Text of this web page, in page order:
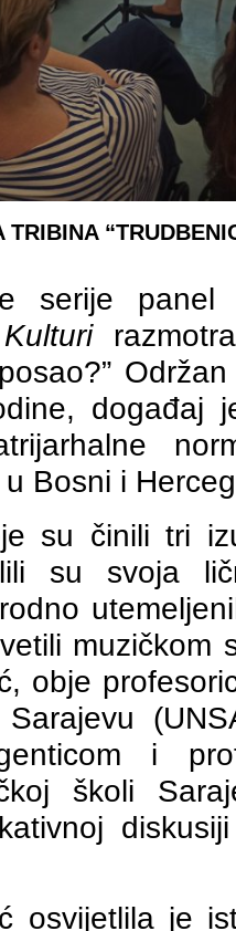
TRIBINA
serije panel
događaj
Bosni i
su činili tri
su svoja
muzičkom
obje
i
školi
osvijetlila je